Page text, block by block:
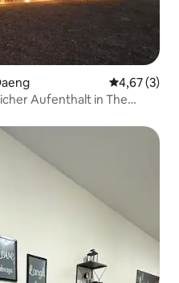
4,67 (3)
Aufenthalt in The